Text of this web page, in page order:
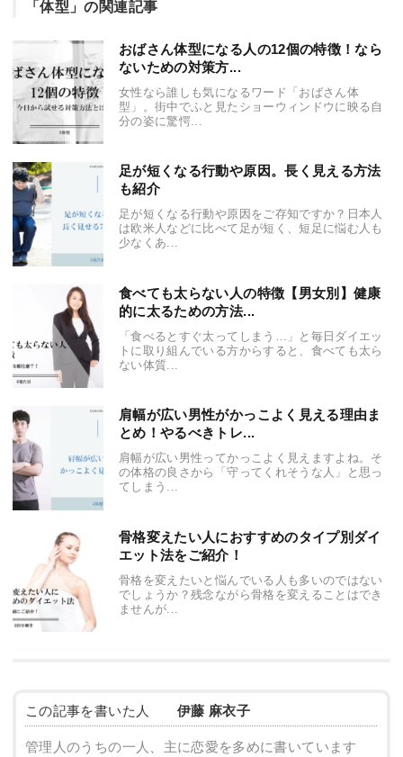
「体型」の関連記事
おばさん体型になる人の12個の特徴！なら
ないための対策方...
女性なら誰しも気になるワード「おばさん体
型」。街中でふと見たショーウィンドウに映る自
分の姿に驚愕...
足が短くなる行動や原因。長く見える方法
も紹介
足が短くなる行動や原因をご存知ですか？日本人
は欧米人などに比べて足が短く、短足に悩む人も
少なくあ...
食べても太らない人の特徴【男女別】健康
的に太るための方法...
「食べるとすぐ太ってしまう…」と毎日ダイエッ
トに取り組んでいる方からすると、食べても太ら
ない体質...
肩幅が広い男性がかっこよく見える理由ま
とめ！やるべきトレ...
肩幅が広い男性ってかっこよく見えますよね。そ
の体格の良さから「守ってくれそうな人」と思っ
てしまう...
骨格変えたい人におすすめのタイプ別ダイ
エット法をご紹介！
骨格を変えたいと悩んでいる人も多いのではない
でしょうか？残念ながら骨格を変えることはでき
ませんが...
この記事を書いた人 伊藤 麻衣子
管理人のうちの一人、主に恋愛を多めに書いています